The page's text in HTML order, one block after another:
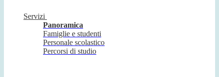
Servizi
Panoramica
Famiglie e studenti
Personale scolastico
Percorsi di studio